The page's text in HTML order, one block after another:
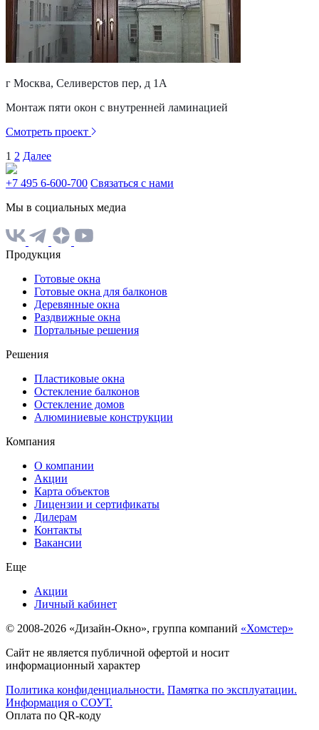
г Москва, Селиверстов пер, д 1А
Монтаж пяти окон с внутренней ламинацией
Смотреть проект
1 2 Далее
+7 495 6-600-700 Связаться с нами
Мы в социальных медиа
Продукция
Готовые окна
Готовые окна для балконов
Деревянные окна
Раздвижные окна
Портальные решения
Решения
Пластиковые окна
Остекление балконов
Остекление домов
Алюминиевые конструкции
Компания
О компании
Акции
Карта объектов
Лицензии и сертификаты
Дилерам
Контакты
Вакансии
Еще
Акции
Личный кабинет
© 2008-2026 «Дизайн-Окно», группа компаний «Хомстер»
Сайт не является публичной офертой и носит
информационный характер
Политика конфиденциальности. Памятка по эксплуатации.
Информация о СОУТ.
Оплата по QR-коду